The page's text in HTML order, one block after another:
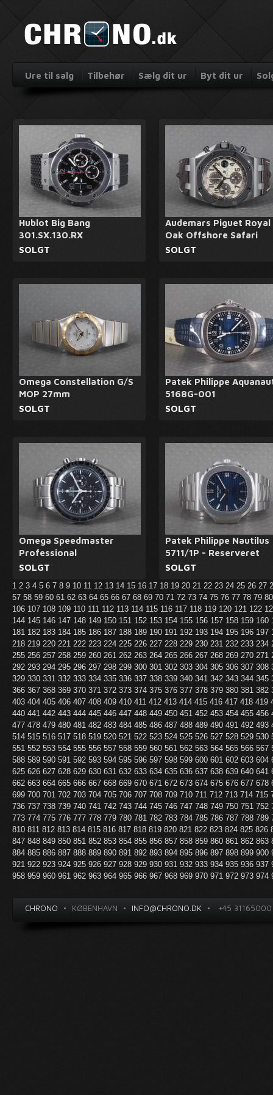
Ure til salg Tilbehør Sælg dit ur Byt dit ur
Hublot Big Bang
301.SX.130.RX
SOLGT
Audemars Piguet Royal
Oak Offshore Safari
SOLGT
Omega Constellation G/S
MOP 27mm
SOLGT
Patek Philippe
5168G-001
SOLGT
Omega Speedmaster
Professional
SOLGT
Patek Philippe Nautilus
5711/1P - Reserveret
SOLGT
1 2 3 4 5 6 7 8 9 10 11 12 13 14 15 16 17 18 19 20 21 22 23 24 25 26 27
57 58 59 60 61 62 63 64 65 66 67 68 69 70 71 72 73 74 75 76 77 78 79
106 107 108 109 110 111 112 113 114 115 116 117 118 119 120 121 122
144 145 146 147 148 149 150 151 152 153 154 155 156 157 158 159 160
181 182 183 184 185 186 187 188 189 190 191 192 193 194 195 196 197
218 219 220 221 222 223 224 225 226 227 228 229 230 231 232 233 234
255 256 257 258 259 260 261 262 263 264 265 266 267 268 269 270 271
292 293 294 295 296 297 298 299 300 301 302 303 304 305 306 307 308
329 330 331 332 333 334 335 336 337 338 339 340 341 342 343 344 345
366 367 368 369 370 371 372 373 374 375 376 377 378 379 380 381 382
403 404 405 406 407 408 409 410 411 412 413 414 415 416 417 418 419
440 441 442 443 444 445 446 447 448 449 450 451 452 453 454 455 456
477 478 479 480 481 482 483 484 485 486 487 488 489 490 491 492 493
514 515 516 517 518 519 520 521 522 523 524 525 526 527 528 529 530
551 552 553 554 555 556 557 558 559 560 561 562 563 564 565 566 567
588 589 590 591 592 593 594 595 596 597 598 599 600 601 602 603 604
625 626 627 628 629 630 631 632 633 634 635 636 637 638 639 640 641
662 663 664 665 666 667 668 669 670 671 672 673 674 675 676 677 678
699 700 701 702 703 704 705 706 707 708 709 710 711 712 713 714 715
736 737 738 739 740 741 742 743 744 745 746 747 748 749 750 751 752
773 774 775 776 777 778 779 780 781 782 783 784 785 786 787 788 789
810 811 812 813 814 815 816 817 818 819 820 821 822 823 824 825 826
847 848 849 850 851 852 853 854 855 856 857 858 859 860 861 862 863
884 885 886 887 888 889 890 891 892 893 894 895 896 897 898 899 900
921 922 923 924 925 926 927 928 929 930 931 932 933 934 935 936 937
958 959 960 961 962 963 964 965 966 967 968 969 970 971 972 973 974
CHRONO • KØBENHAVN • INFO@CHRONO.DK • +45 31165000